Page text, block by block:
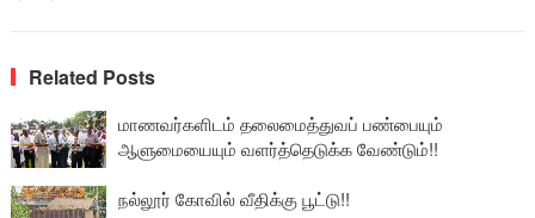
Related Posts
மாணவர்களிடம் தலைமைத்துவப் பண்பையும்
ஆளுமையையும் வளர்த்தெடுக்க வேண்டும்!!
நல்லூர் கோவில் வீதிக்கு பூட்டு!!